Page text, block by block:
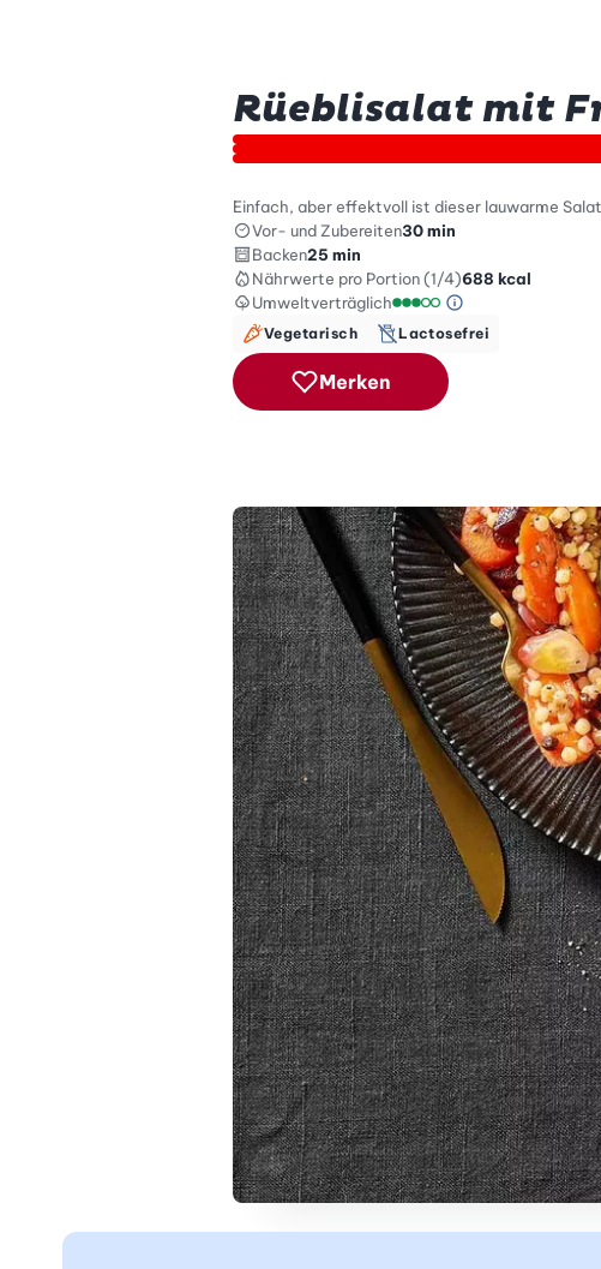
Rüeblisalat mit
Einfach, aber effektvoll ist dieser lauwarme
Vor- und Zubereiten30 min
Backen25 min
Nährwerte pro Portion (1/4)688 kcal
Umweltverträglich
Green Betty
Vegetarisch Lactosefrei
Merken